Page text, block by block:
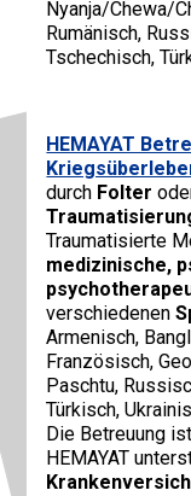
Nyanja/Chewa/
Rumänisch,
Tschechisch,
HEMAYAT
durch Folter
Traumatisierte
medizinische,
verschiedenen
Armenisch,
Französisch,
Paschtu,
Türkisch,
Die Betreuung ist
HEMAYAT